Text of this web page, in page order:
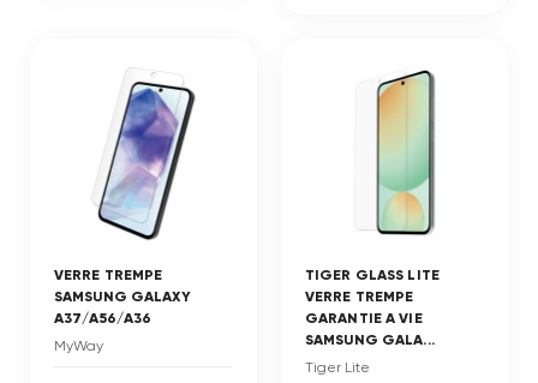
VERRE TREMPE
SAMSUNG GALAXY
A37/A56/A36
MyWay
TIGER GLASS LITE
VERRE TREMPE
GARANTIE A VIE
SAMSUNG GALA...
Tiger Lite